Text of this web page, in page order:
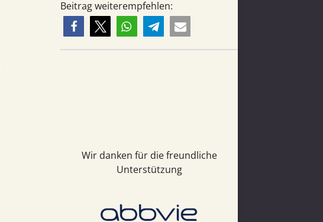
Beitrag weiterempfehlen:
Wir danken für die freundliche
Unterstützung